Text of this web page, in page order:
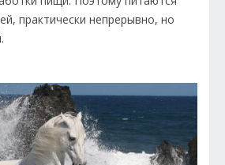
практически непрерывно, но